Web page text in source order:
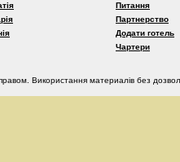
Питання
Партнерство
Додати готель
Чартери
Використання материалів без